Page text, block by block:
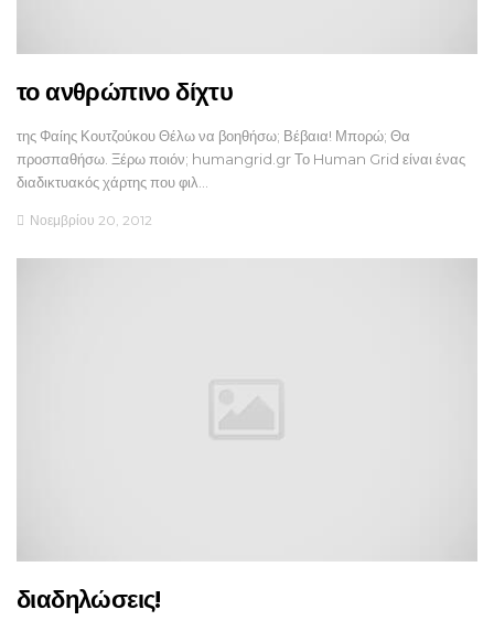
το ανθρώπινο δίχτυ
της Φαίης Κουτζούκου Θέλω να βοηθήσω; Βέβαια! Μπορώ; Θα
προσπαθήσω. Ξέρω ποιόν; humangrid.gr Το Human Grid είναι ένας
διαδικτυακός χάρτης που φιλ…
Νοεμβρίου 20, 2012
διαδηλώσεις!